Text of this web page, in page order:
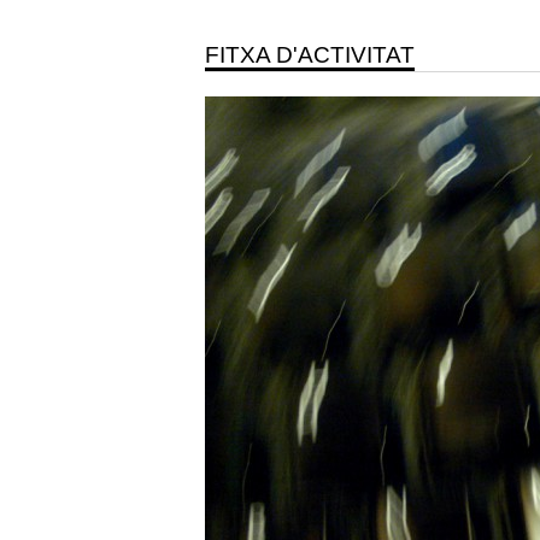
FITXA D'ACTIVITAT